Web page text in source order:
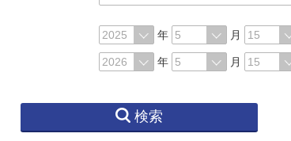
年 月
年
月
検索